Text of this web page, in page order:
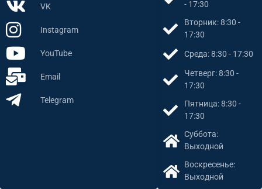
- 17:30
Вторник: 8:30 -
17:30
Среда: 8:30 - 17:30
Четверг: 8:30 -
17:30
Пятница: 8:30 -
17:30
Суббота:
Выходной
Воскресенье:
Выходной
VK
Instagram
YouTube
Email
Telegram